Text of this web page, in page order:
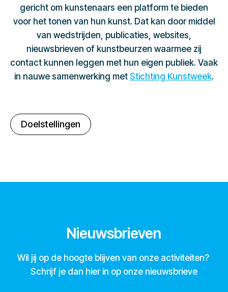
gericht om kunstenaars een platform te bieden
voor het tonen van hun kunst. Dat kan door middel
van wedstrijden, publicaties, websites,
nieuwsbrieven of kunstbeurzen waarmee zij
contact kunnen leggen met hun eigen publiek. Vaak
in nauwe samenwerking met Stichting Kunstweek.
Doelstellingen
Nieuwsbrieven
Wil jij op de hoogte blijven van onze activiteiten?
Schrijf je dan hier in op onze nieuwsbrieve